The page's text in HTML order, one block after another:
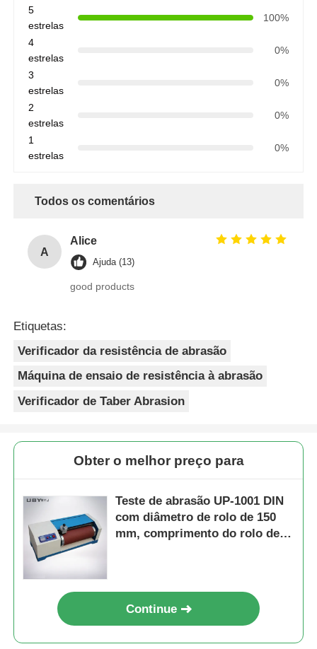
5
estrelas
100%
4
estrelas
0%
3
estrelas
0%
2
estrelas
0%
1
estrelas
0%
Todos os comentários
A
Alice
Ajuda (13)
good products
Etiquetas:
Verificador da resistência de abrasão
Máquina de ensaio de resistência à abrasão
Verificador de Taber Abrasion
Obter o melhor preço para
Teste de abrasão UP-1001 DIN
com diâmetro de rolo de 150
mm, comprimento do rolo de
Continue